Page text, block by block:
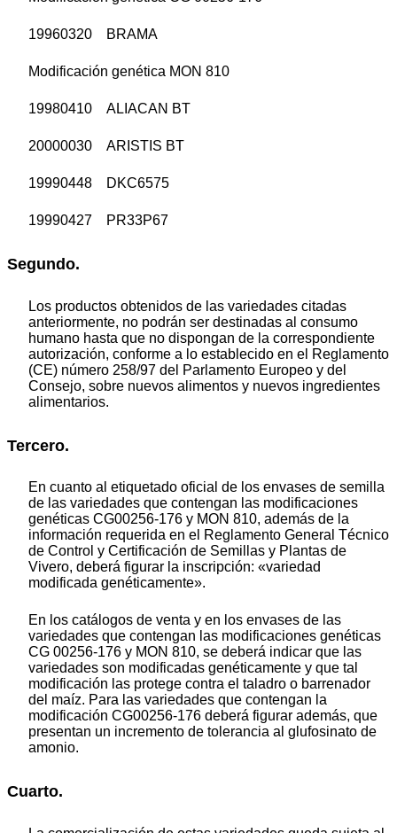
19960320 BRAMA
Modificación genética MON 810
19980410 ALIACAN BT
20000030 ARISTIS BT
19990448 DKC6575
19990427 PR33P67
Segundo.
Los productos obtenidos de las variedades citadas
anteriormente, no podrán ser destinadas al consumo
humano hasta que no dispongan de la correspondiente
autorización, conforme a lo establecido en el Reglamento
(CE) número 258/97 del Parlamento Europeo y del
Consejo, sobre nuevos alimentos y nuevos ingredientes
alimentarios.
Tercero.
En cuanto al etiquetado oficial de los envases de semilla
de las variedades que contengan las modificaciones
genéticas CG00256-176 y MON 810, además de la
información requerida en el Reglamento General Técnico
de Control y Certificación de Semillas y Plantas de
Vivero, deberá figurar la inscripción: «variedad
modificada genéticamente».
En los catálogos de venta y en los envases de las
variedades que contengan las modificaciones genéticas
CG 00256-176 y MON 810, se deberá indicar que las
variedades son modificadas genéticamente y que tal
modificación las protege contra el taladro o barrenador
del maíz. Para las variedades que contengan la
modificación CG00256-176 deberá figurar además, que
presentan un incremento de tolerancia al glufosinato de
amonio.
Cuarto.